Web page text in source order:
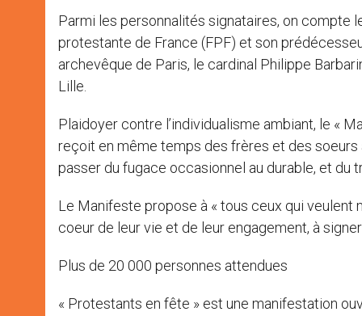
Parmi les personnalités signataires, on compte
protestante de France (FPF) et son
archevêque de Paris, le cardinal Philippe
Lille.
Plaidoyer contre l’individualisme ambiant, le «
reçoit en même temps des frères et des soeurs
passer du fugace occasionnel au durable, et du
Le Manifeste propose à « tous ceux qui veulent
coeur de leur vie et de leur engagement, à
Plus de 20 000 personnes attendues
« Protestants en fête » est une manifestation